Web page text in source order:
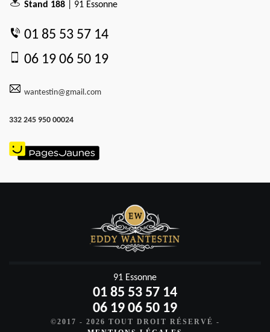
Stand 188 | 91 Essonne
01 85 53 57 14
06 19 06 50 19
wantestin@gmail.com
332 245 950 00024
91 Essonne
01 85 53 57 14
06 19 06 50 19
©2017 - 2026 TOUT DROIT RÉSERVÉ -